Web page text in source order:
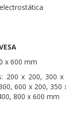
x 600 mm
200 x 200, 300
600 x 200, 350
800 x 600 mm